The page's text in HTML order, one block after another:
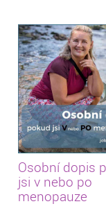
Osobní dopis
jsi v nebo po
menopauze